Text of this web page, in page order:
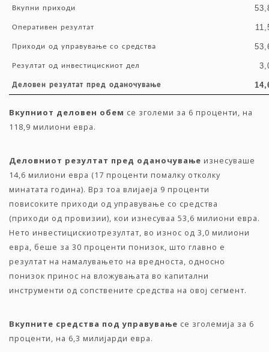
Вкупни приходи
Оперативен резултат
Приходи од управување со средства
Резултат од инвестицискиот дел
Деловен резултат пред оданочување
Вкупниот деловен обем се зголеми за 6 проценти, на
118,9 милиони евра.
Деловниот резултат пред оданочување изнесуваше
14,6 милиони евра (17 проценти помалку отколку
минатата година). Врз тоа влијаеја 9 проценти
повисоките приходи од управување со средства
(приходи од провизии), кои изнесуваа 53,6 милиони евра.
Нето инвестицискиотрезултат, во износ од 3,0 милиони
евра, беше за 30 проценти понизок, што главно е
резултат на намалувањето на вредноста, односно
понизок принос на вложувањата во капитални
инструменти од сопствените средства на овој сегмент.
Вкупните средства под управување се зголемија за 6
проценти, на 6,3 милијарди евра.